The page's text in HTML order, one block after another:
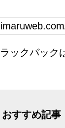
ックバック
おすすめ記事